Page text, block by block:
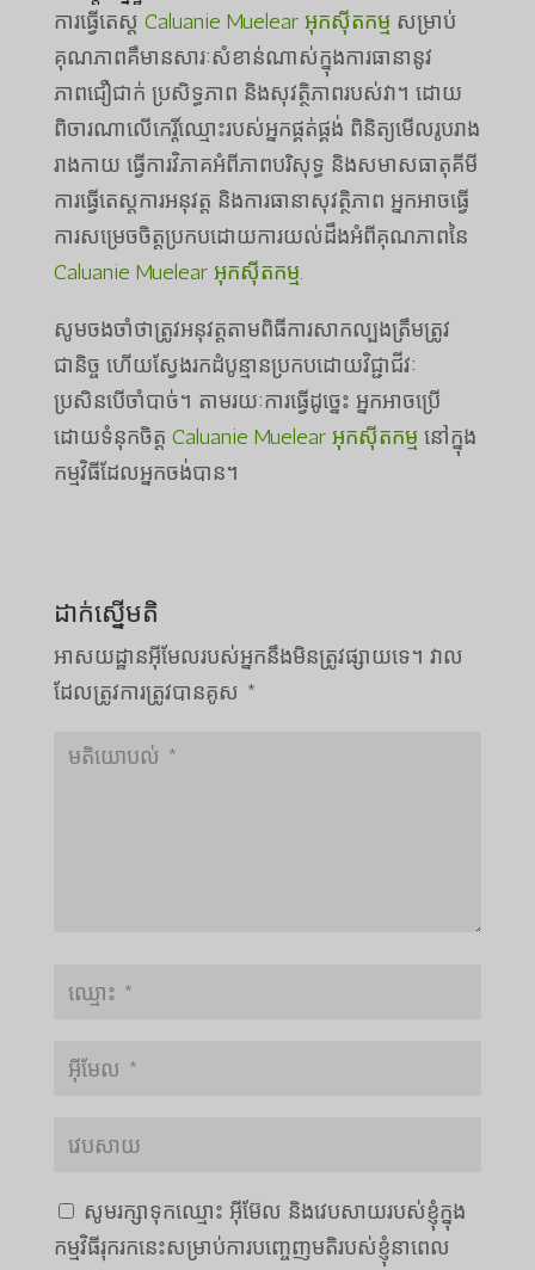
ការធ្វើតេស្ត Caluanie Muelear អុកស៊ីតកម្ម សម្រាប់
គុណភាពគឺមានសារៈសំខាន់ណាស់ក្នុងការធានានូវ
ភាពជឿជាក់ ប្រសិទ្ធភាព និងសុវត្ថិភាពរបស់វា។ ដោយ
ពិចារណាលើកេរ្តិ៍ឈ្មោះរបស់អ្នកផ្គត់ផ្គង់ ពិនិត្យមើលរូបរាង
រាងកាយ ធ្វើការវិភាគអំពីភាពបរិសុទ្ធ និងសមាសធាតុគីមី
ការធ្វើតេស្តការអនុវត្ត និងការធានាសុវត្ថិភាព អ្នកអាចធ្វើ
ការសម្រេចចិត្តប្រកបដោយការយល់ដឹងអំពីគុណភាពនៃ
Caluanie Muelear អុកស៊ីតកម្ម.
សូមចងចាំថាត្រូវអនុវត្តតាមពិធីការសាកល្បងត្រឹមត្រូវ
ជានិច្ច ហើយស្វែងរកដំបូន្មានប្រកបដោយវិជ្ជាជីវៈ
ប្រសិនបើចាំបាច់។ តាមរយៈការធ្វើដូច្នេះ អ្នកអាចប្រើ
ដោយទំនុកចិត្ត Caluanie Muelear អុកស៊ីតកម្ម នៅក្នុង
កម្មវិធីដែលអ្នកចង់បាន។
ដាក់ស្នើមតិ
អាសយដ្ឋាន​អ៊ីមែល​របស់​អ្នក​នឹង​មិន​ត្រូវ​ផ្សាយ​ទេ។ វាល​
ដែល​ត្រូវ​ការ​ត្រូវ​បាន​គូស *
សូមរក្សាទុកឈ្មោះ អ៊ីម៊ែល និងវេបសាយរបស់ខ្ញុំក្នុង
កម្មវិធីរុករកនេះសម្រាប់ការបញ្ចេញមតិរបស់ខ្ញុំនាពេល